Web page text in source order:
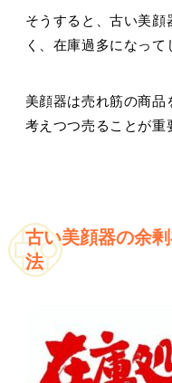
そうすると、古い美
く、在庫過多になって
美顔器は売れ筋の商
考えつつ売ることが重
古い美顔器の余
法